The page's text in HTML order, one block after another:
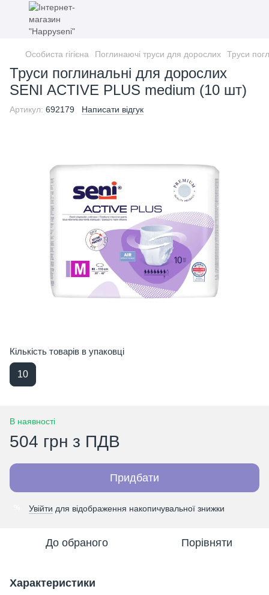
Особиста гігієна Поглинаючі труси для дорослих Труси
Труси поглинальні для дорослих
SENI ACTIVE PLUS medium (10 шт)
Артикул: 692179 Написати відгук
Кількість товарів в упаковці
10
В наявності
504 грн з ПДВ
Придбати
Увійти для відображення накопичувальної знижки
До обраного Порівняти
Характеристики